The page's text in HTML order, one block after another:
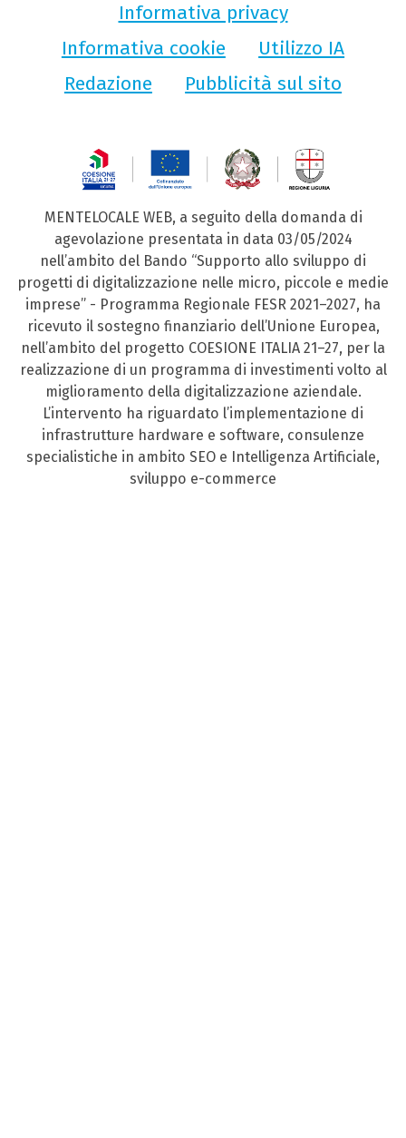
Informativa privacy
Informativa cookie
Utilizzo IA
Redazione
Pubblicità sul sito
MENTELOCALE WEB, a seguito della domanda di
agevolazione presentata in data 03/05/2024
nell’ambito del Bando “Supporto allo sviluppo di
progetti di digitalizzazione nelle micro, piccole e medie
imprese” - Programma Regionale FESR 2021–2027, ha
ricevuto il sostegno finanziario dell’Unione Europea,
nell’ambito del progetto COESIONE ITALIA 21–27, per la
realizzazione di un programma di investimenti volto al
miglioramento della digitalizzazione aziendale.
L’intervento ha riguardato l’implementazione di
infrastrutture hardware e software, consulenze
specialistiche in ambito SEO e Intelligenza Artificiale,
sviluppo e-commerce